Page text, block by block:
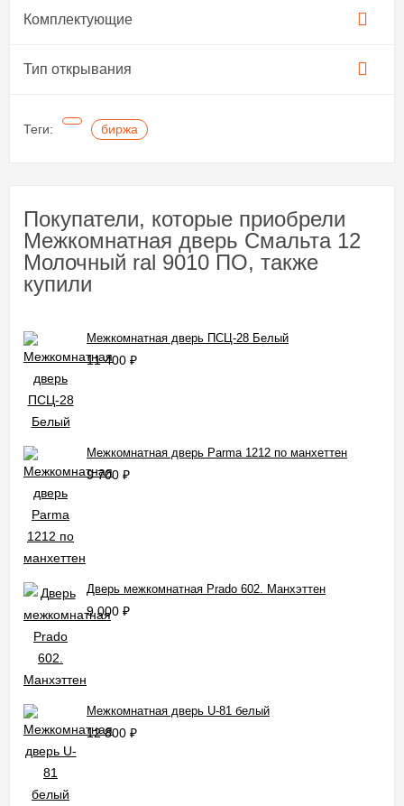
Комплектующие
Тип открывания
Теги: биржа
Покупатели, которые приобрели
Межкомнатная дверь Смальта 12
Молочный ral 9010 ПО, также
купили
Межкомнатная дверь ПСЦ-28 Белый
11 400 ₽
Межкомнатная дверь Parma 1212 по манхеттен
9 700 ₽
Дверь межкомнатная Prado 602. Манхэттен
9 000 ₽
Межкомнатная дверь U-81 белый
12 800 ₽